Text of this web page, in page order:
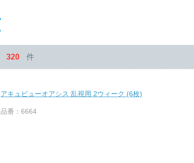
320 件
アキュビューオアシス 乱視用 2ウィーク (6枚)
品番：6664